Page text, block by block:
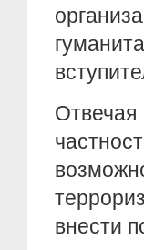
внести